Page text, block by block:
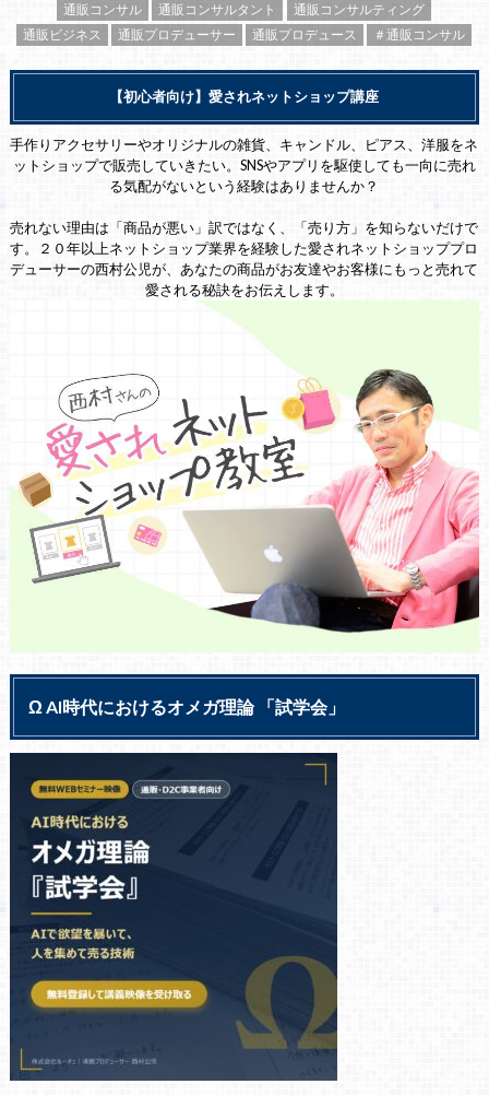
通販コンサル
通販コンサルタント
通販コンサルティング
通販ビジネス
通販プロデューサー 通販プロデュース ＃通販コンサル
【初心者向け】愛されネットショップ講座
手作りアクセサリーやオリジナルの雑貨、キャンドル、ピアス、洋服をネ
ットショップで販売していきたい。SNSやアプリを駆使しても一向に売れ
る気配がないという経験はありませんか？
売れない理由は「商品が悪い」訳ではなく、「売り方」を知らないだけで
す。２０年以上ネットショップ業界を経験した愛されネットショッププロ
デューサーの西村公児が、あなたの商品がお友達やお客様にもっと売れて
愛される秘訣をお伝えします。
Ω AI時代におけるオメガ理論 「試学会」